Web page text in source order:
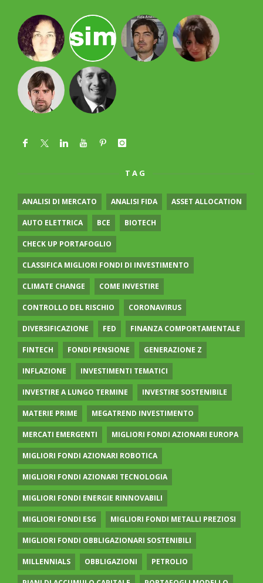
TAG
ANALISI DI MERCATO ANALISI FIDA ASSET ALLOCATION
AUTO ELETTRICA BCE BIOTECH
CHECK UP PORTAFOGLIO
CLASSIFICA MIGLIORI FONDI DI INVESTIMENTO
CLIMATE CHANGE COME INVESTIRE
CONTROLLO DEL RISCHIO CORONAVIRUS
DIVERSIFICAZIONE FED FINANZA COMPORTAMENTALE
FINTECH FONDI PENSIONE GENERAZIONE Z
INFLAZIONE INVESTIMENTI TEMATICI
INVESTIRE A LUNGO TERMINE INVESTIRE SOSTENIBILE
MATERIE PRIME MEGATREND INVESTIMENTO
MERCATI EMERGENTI MIGLIORI FONDI AZIONARI EUROPA
MIGLIORI FONDI AZIONARI ROBOTICA
MIGLIORI FONDI AZIONARI TECNOLOGIA
MIGLIORI FONDI ENERGIE RINNOVABILI
MIGLIORI FONDI ESG MIGLIORI FONDI METALLI PREZIOSI
MIGLIORI FONDI OBBLIGAZIONARI SOSTENIBILI
MILLENNIALS OBBLIGAZIONI PETROLIO